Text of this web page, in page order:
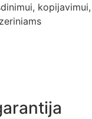
kopijavimui,